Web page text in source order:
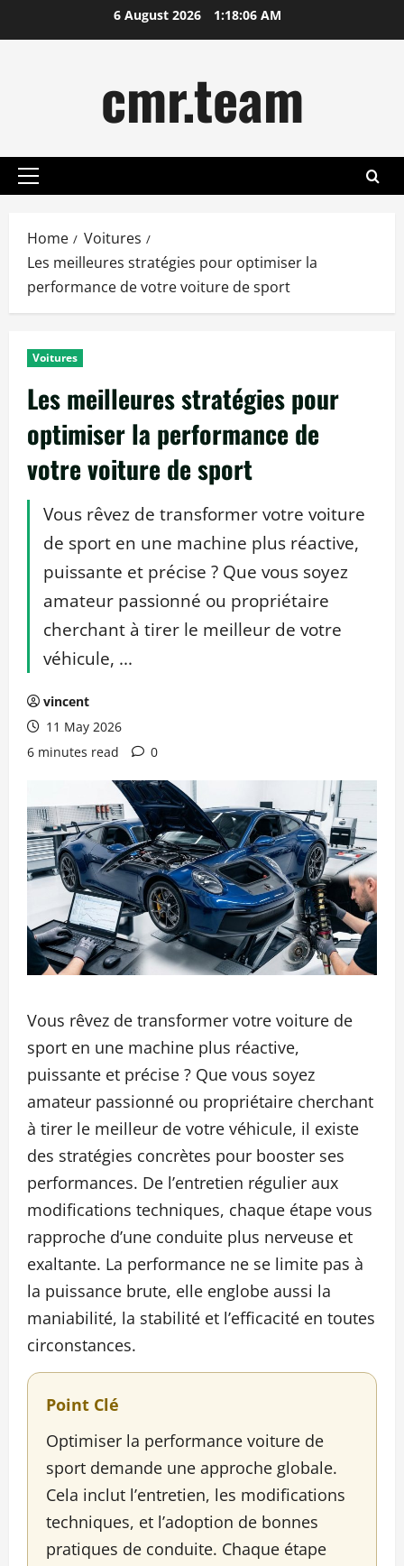
to
6 August 2026 1:18:07 AM
cmr.team
Primary
Home
Voitures
Les meilleures stratégies pour optimiser la
performance de votre voiture de sport
Voitures
Les meilleures stratégies pour
optimiser la performance de
votre voiture de sport
Vous rêvez de transformer votre voiture
de sport en une machine plus réactive,
puissante et précise ? Que vous soyez
amateur passionné ou propriétaire
cherchant à tirer le meilleur de votre
véhicule, ...
vincent
11 May 2026
6 minutes read
0
Vous rêvez de transformer votre voiture de
sport en une machine plus réactive,
puissante et précise ? Que vous soyez
amateur passionné ou propriétaire cherchant
à tirer le meilleur de votre véhicule, il existe
des stratégies concrètes pour booster ses
performances. De l’entretien régulier aux
modifications techniques, chaque étape vous
rapproche d’une conduite plus nerveuse et
exaltante. La performance ne se limite pas à
la puissance brute, elle englobe aussi la
maniabilité, la stabilité et l’efficacité en toutes
circonstances.
Point Clé
Optimiser la performance voiture de
sport demande une approche globale.
Cela inclut l’entretien, les modifications
techniques, et l’adoption de bonnes
pratiques de conduite. Chaque étape